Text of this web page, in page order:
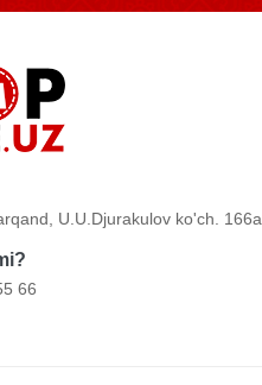
U.U.Djurakulov ko'ch. 166a
66